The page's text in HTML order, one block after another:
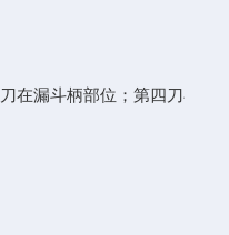
刀在漏斗柄部位；第四刀在漏